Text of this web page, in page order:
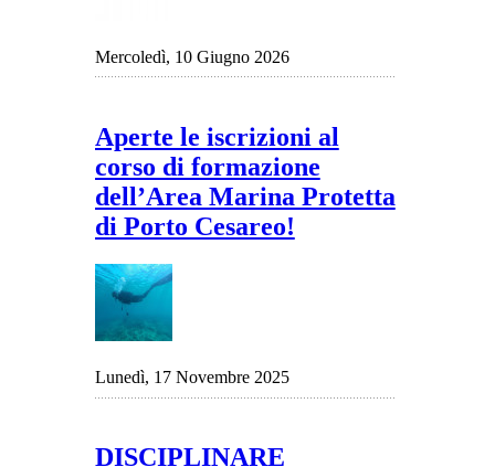
Mercoledì, 10 Giugno 2026
Aperte le iscrizioni al
corso di formazione
dell’Area Marina Protetta
di Porto Cesareo!
Lunedì, 17 Novembre 2025
DISCIPLINARE